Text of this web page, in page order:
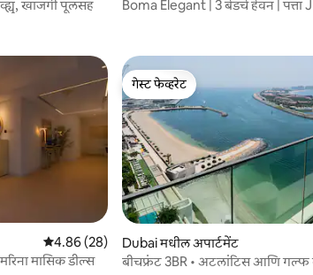
खाजगी पूलसह
Boma Elegant | 3 बेडचे हेवन | पत्ता
5 पैकी 4.86 सरासरी रेटिंग, 28 रिव्ह्यूज
4.86 (28)
मासिक डील्स
गेस्ट फेव्हरेट
गेस्ट फेव्हरेट
Dubai मधील अपार्टमेंट
बीचफ्रंट 3BR • अटलांटिस आणि गल्फ